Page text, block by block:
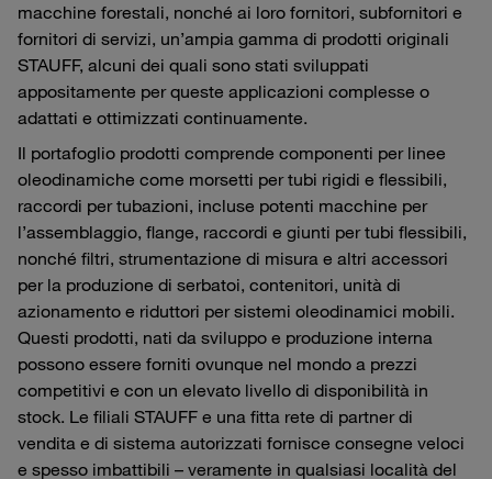
macchine forestali, nonché ai loro fornitori, subfornitori e
fornitori di servizi, un’ampia gamma di prodotti originali
STAUFF, alcuni dei quali sono stati sviluppati
appositamente per queste applicazioni complesse o
adattati e ottimizzati continuamente.
Il portafoglio prodotti comprende componenti per linee
oleodinamiche come morsetti per tubi rigidi e flessibili,
raccordi per tubazioni, incluse potenti macchine per
l’assemblaggio, flange, raccordi e giunti per tubi flessibili,
nonché filtri, strumentazione di misura e altri accessori
per la produzione di serbatoi, contenitori, unità di
azionamento e riduttori per sistemi oleodinamici mobili.
Questi prodotti, nati da sviluppo e produzione interna
possono essere forniti ovunque nel mondo a prezzi
competitivi e con un elevato livello di disponibilità in
stock. Le filiali STAUFF e una fitta rete di partner di
vendita e di sistema autorizzati fornisce consegne veloci
e spesso imbattibili – veramente in qualsiasi località del